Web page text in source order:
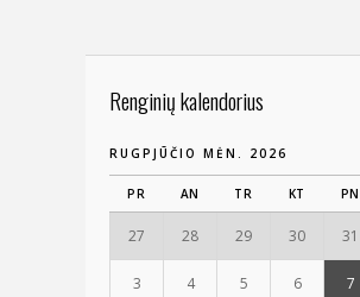
Renginių kalendorius
RUGPJŪČIO MĖN. 2026
PR AN TR KT PN
27 28 29 30 31
3 4 5 6 7